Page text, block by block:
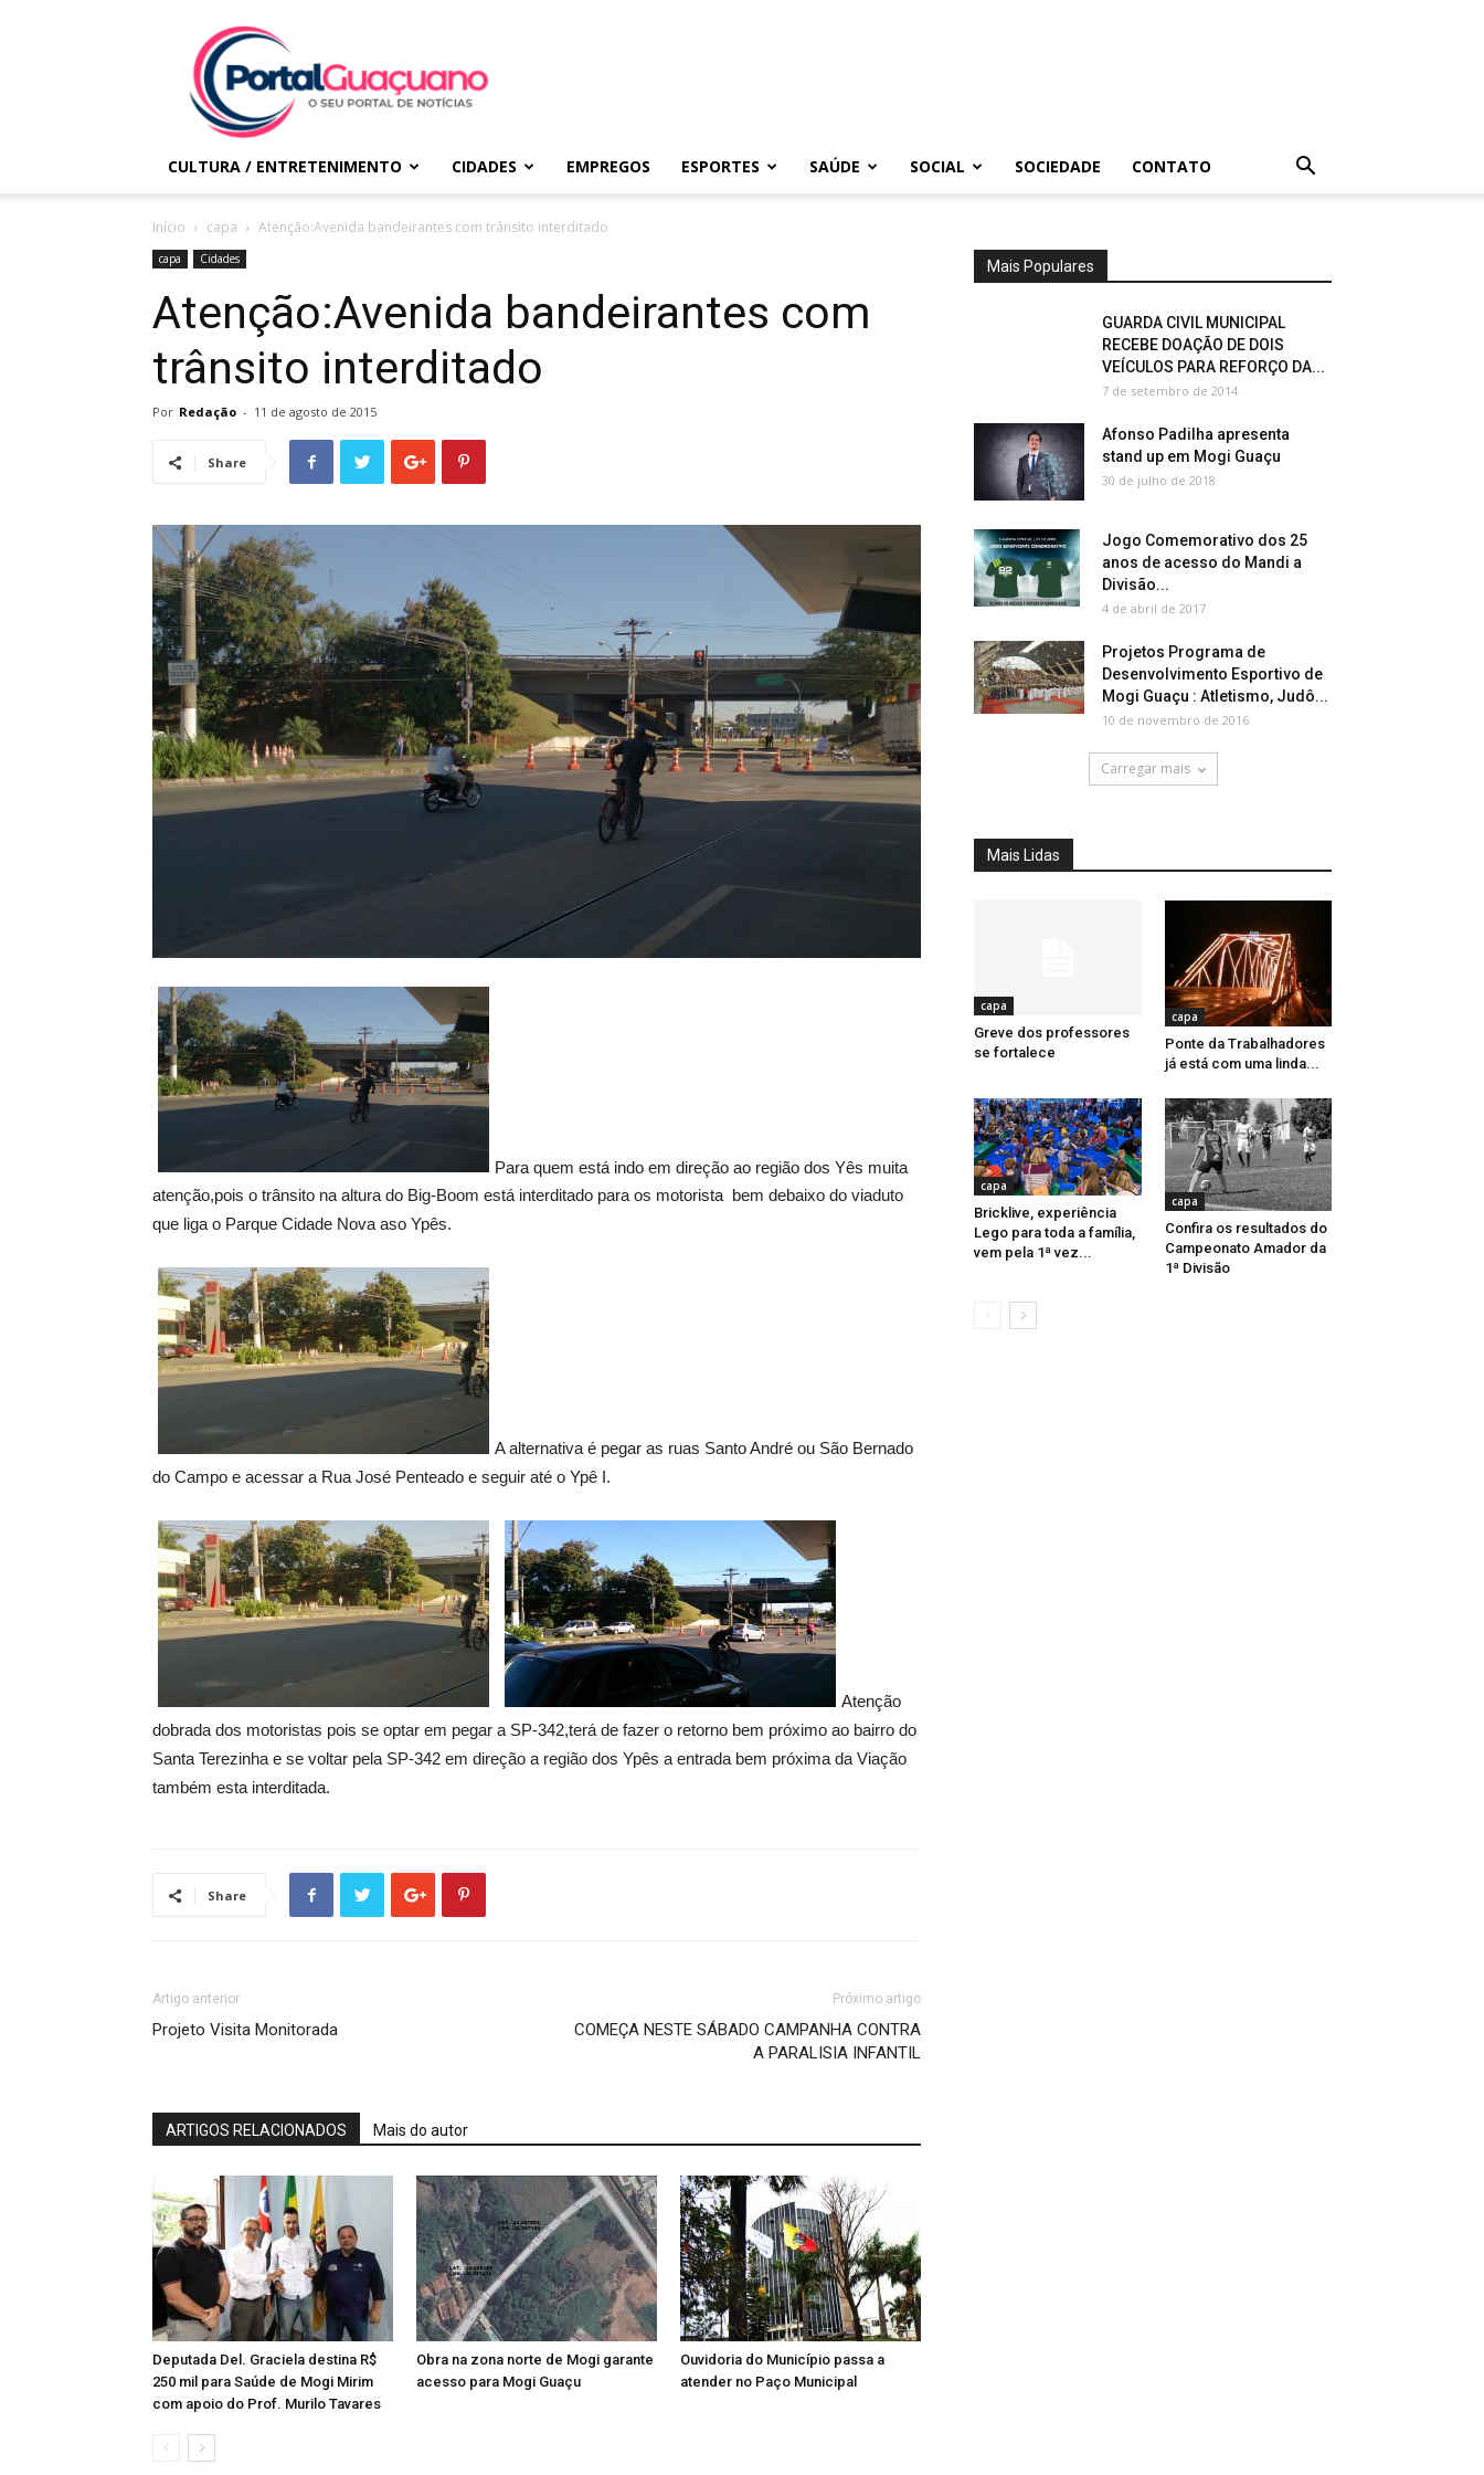
Portal
Guaçuano
CULTURA / ENTRETENIMENTO CIDADES EMPREGOS ESPORTES SAÚDE SOCIAL SOCIEDADE CONTATO
Início capa Atenção:Avenida bandeirantes com trânsito interditado
capa Cidades
Atenção:Avenida bandeirantes com
trânsito interditado
Por Redação - 11 de agosto de 2015
Share
Para quem está indo em direção ao região dos Yês muita
atenção,pois o trânsito na altura do Big-Boom está interditado para os motorista bem debaixo do viaduto
que liga o Parque Cidade Nova aso Ypês.
A alternativa é pegar as ruas Santo André ou São Bernado
do Campo e acessar a Rua José Penteado e seguir até o Ypê I.
Atenção
dobrada dos motoristas pois se optar em pegar a SP-342,terá de fazer o retorno bem próximo ao bairro do
Santa Terezinha e se voltar pela SP-342 em direção a região dos Ypês a entrada bem próxima da Viação
também esta interditada.
Share
Artigo anterior
Projeto Visita Monitorada
Próximo artigo
COMEÇA NESTE SÁBADO CAMPANHA CONTRA
A PARALISIA INFANTIL
ARTIGOS RELACIONADOS Mais do autor
Deputada Del. Graciela destina R$
250 mil para Saúde de Mogi Mirim
com apoio do Prof. Murilo Tavares
Obra na zona norte de Mogi garante
acesso para Mogi Guaçu
Ouvidoria do Município passa a
atender no Paço Municipal
Mais Populares
GUARDA CIVIL MUNICIPAL
RECEBE DOAÇÃO DE DOIS
VEÍCULOS PARA REFORÇO DA...
7 de setembro de 2014
Afonso Padilha apresenta
stand up em Mogi Guaçu
30 de julho de 2018
Jogo Comemorativo dos 25
anos de acesso do Mandi a
Divisão...
4 de abril de 2017
Projetos Programa de
Desenvolvimento Esportivo de
Mogi Guaçu : Atletismo, Judô...
10 de novembro de 2016
Carregar mais
Mais Lidas
capa
Greve dos professores
se fortalece
capa
Ponte da Trabalhadores
já está com uma linda...
capa
Bricklive, experiência
Lego para toda a família,
vem pela 1ª vez...
capa
Confira os resultados do
Campeonato Amador da
1ª Divisão